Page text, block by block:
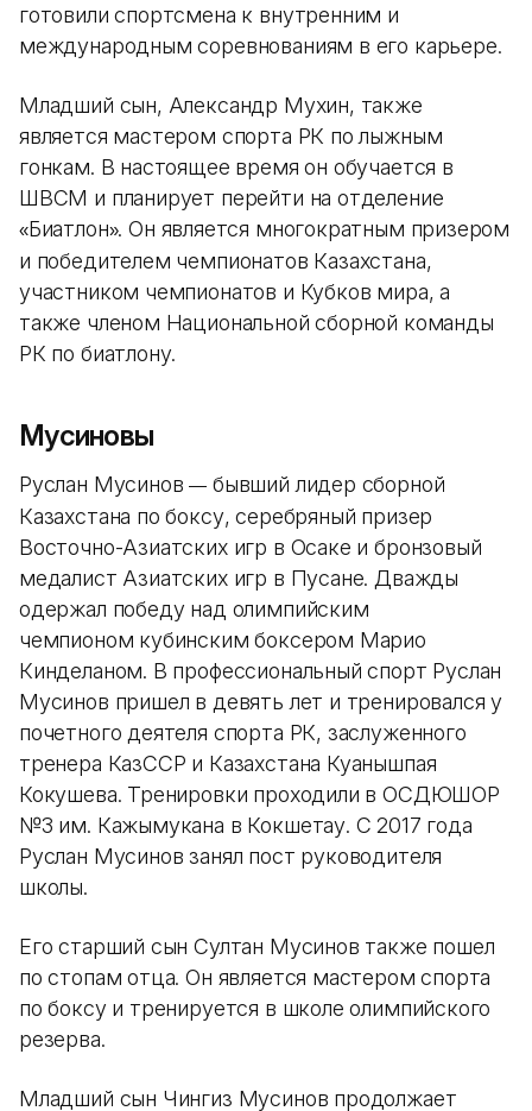
готовили спортсмена к внутренним и
международным соревнованиям в его карьере.
Младший сын, Александр Мухин, также
является мастером спорта РК по лыжным
гонкам. В настоящее время он обучается в
ШВСМ и планирует перейти на отделение
«Биатлон». Он является многократным призером
и победителем чемпионатов Казахстана,
участником чемпионатов и Кубков мира, а
также членом Национальной сборной команды
РК по биатлону.
Мусиновы
Руслан Мусинов— бывший лидер сборной
Казахстана по боксу, серебряный призер
Восточно-Азиатских игр в Осаке и бронзовый
медалист Азиатских игр в Пусане. Дважды
одержал победу над олимпийским
чемпионом кубинским боксером Марио
Кинделаном. В профессиональный спорт Руслан
Мусинов пришел в девять лет и тренировался у
почетного деятеля спорта РК, заслуженного
тренера КазССР и Казахстана Куанышпая
Кокушева. Тренировки проходили в ОСДЮШОР
№3 им. Кажымукана в Кокшетау. С 2017 года
Руслан Мусинов занял пост руководителя
школы.
Его старший сын Султан Мусинов также пошел
по стопам отца. Он является мастером спорта
по боксу и тренируется в школе олимпийского
резерва.
Младший сын Чингиз Мусинов продолжает